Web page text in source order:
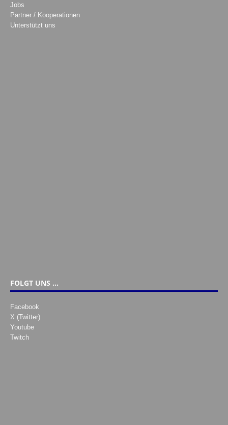
Jobs
Partner / Kooperationen
Unterstützt uns
FOLGT UNS …
Facebook
X (Twitter)
Youtube
Twitch